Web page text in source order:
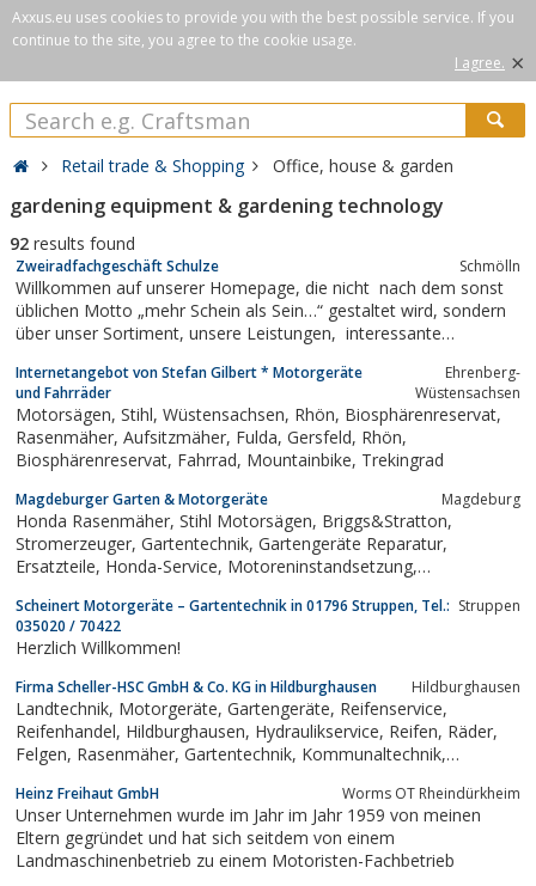
Axxus.eu uses cookies to provide you with the best possible service. If you
continue to the site, you agree to the cookie usage.
I agree. ×
Retail trade & Shopping Office, house & garden
gardening equipment & gardening technology
92 results found
Zweiradfachgeschäft Schulze Schmölln
Willkommen auf unserer Homepage, die nicht nach dem sonst
üblichen Motto „mehr Schein als Sein…“ gestaltet wird, sondern
über unser Sortiment, unsere Leistungen, interessante
Ihren Besuch in unserem Geschäft in Schmölln, direkt auf dem
Markt (Parkplätze...
Internetangebot von Stefan Gilbert * Motorgeräte
und Fahrräder
Ehrenberg-
Wüstensachsen
Motorsägen, Stihl, Wüstensachsen, Rhön, Biosphärenreservat,
Rasenmäher, Aufsitzmäher, Fulda, Gersfeld, Rhön,
Biosphärenreservat, Fahrrad, Mountainbike, Trekingrad
Magdeburger Garten & Motorgeräte Magdeburg
Honda Rasenmäher, Stihl Motorsägen, Briggs&Stratton,
Stromerzeuger, Gartentechnik, Gartengeräte Reparatur,
Ersatzteile, Honda-Service, Motoreninstandsetzung,
Scheinert Motorgeräte – Gartentechnik in 01796 Struppen, Tel.:
035020 / 70422
Struppen
Herzlich Willkommen!
Firma Scheller-HSC GmbH & Co. KG in Hildburghausen Hildburghausen
Landtechnik, Motorgeräte, Gartengeräte, Reifenservice,
Reifenhandel, Hildburghausen, Hydraulikservice, Reifen, Räder,
Felgen, Rasenmäher, Gartentechnik, Kommunaltechnik,
Traktorreifen, LKW-Reifen, Traktorreparatur, Bagger Vermietung,
Traktor,...
Heinz Freihaut GmbH Worms OT Rheindürkheim
Unser Unternehmen wurde im Jahr im Jahr 1959 von meinen
Eltern gegründet und hat sich seitdem von einem
Landmaschinenbetrieb zu einem Motoristen-Fachbetrieb